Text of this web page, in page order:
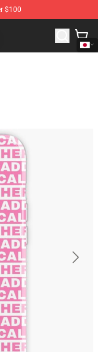
$100
Her Daddy